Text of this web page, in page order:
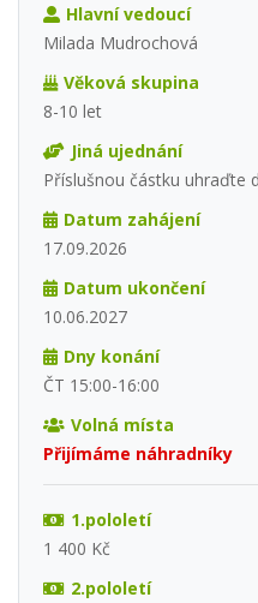
Hlavní vedoucí
Milada Mudrochová
Věková skupina
8-10 let
Jiná ujednání
Příslušnou částku uhraďte
Datum zahájení
17.09.2026
Datum ukončení
10.06.2027
Dny konání
ČT 15:00-16:00
Volná místa
Přijímáme náhradníky
1.pololetí
1 400 Kč
2.pololetí